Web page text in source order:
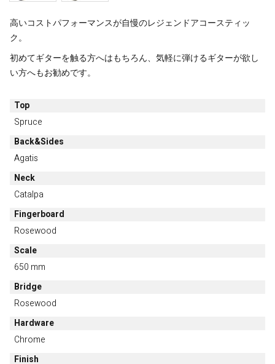
高いコストパフォーマンスが自慢のレジェンドアコースティッ
ク。
初めてギターを触る方へはもちろん、気軽に弾けるギターが欲し
い方へもお勧めです。
Top
Spruce
Back&Sides
Agatis
Neck
Catalpa
Fingerboard
Rosewood
Scale
650 mm
Bridge
Rosewood
Hardware
Chrome
Finish